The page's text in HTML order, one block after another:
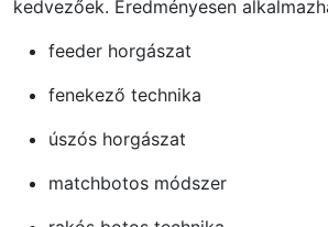
kedvezőek. Eredményesen
feeder horgászat
fenekező technika
úszós horgászat
matchbotos módszer